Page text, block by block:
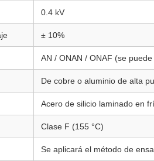
0.4 kV
± 10%
AN / ONAN / ONAF (se
De cobre o aluminio de alta
Acero de silicio laminado en
Clase F (155 °C)
Se aplicará el método de